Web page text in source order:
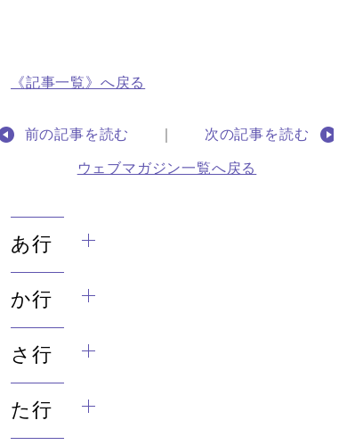
《記事一覧》へ戻る
前の記事を読む 次の記事を読む
ウェブマガジン一覧へ戻る
あ行
か行
さ行
た行